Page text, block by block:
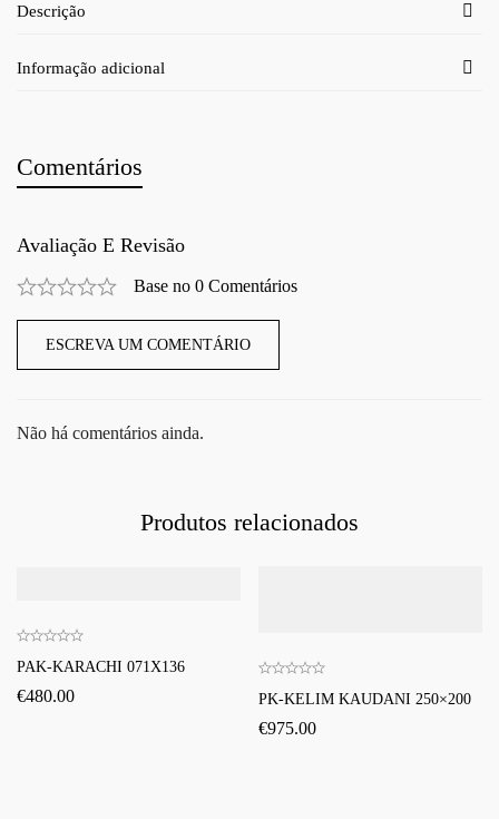
Descrição
Informação adicional
Comentários
Avaliação E Revisão
Base no 0 Comentários
ESCREVA UM COMENTÁRIO
Não há comentários ainda.
Produtos relacionados
PAK-KARACHI 071X136
€480.00 PK-KELIM KAUDANI 250×200
€975.00